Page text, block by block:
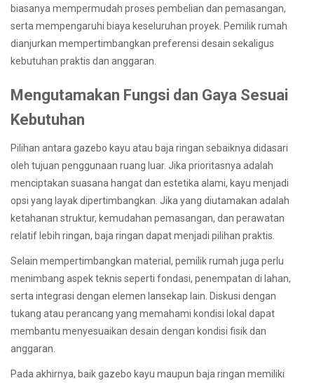
biasanya mempermudah proses pembelian dan pemasangan,
serta mempengaruhi biaya keseluruhan proyek. Pemilik rumah
dianjurkan mempertimbangkan preferensi desain sekaligus
kebutuhan praktis dan anggaran.
Mengutamakan Fungsi dan Gaya Sesuai
Kebutuhan
Pilihan antara gazebo kayu atau baja ringan sebaiknya didasari
oleh tujuan penggunaan ruang luar. Jika prioritasnya adalah
menciptakan suasana hangat dan estetika alami, kayu menjadi
opsi yang layak dipertimbangkan. Jika yang diutamakan adalah
ketahanan struktur, kemudahan pemasangan, dan perawatan
relatif lebih ringan, baja ringan dapat menjadi pilihan praktis.
Selain mempertimbangkan material, pemilik rumah juga perlu
menimbang aspek teknis seperti fondasi, penempatan di lahan,
serta integrasi dengan elemen lansekap lain. Diskusi dengan
tukang atau perancang yang memahami kondisi lokal dapat
membantu menyesuaikan desain dengan kondisi fisik dan
anggaran.
Pada akhirnya, baik gazebo kayu maupun baja ringan memiliki